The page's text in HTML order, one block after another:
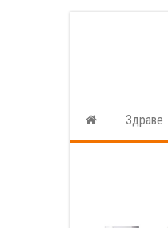
Здраве